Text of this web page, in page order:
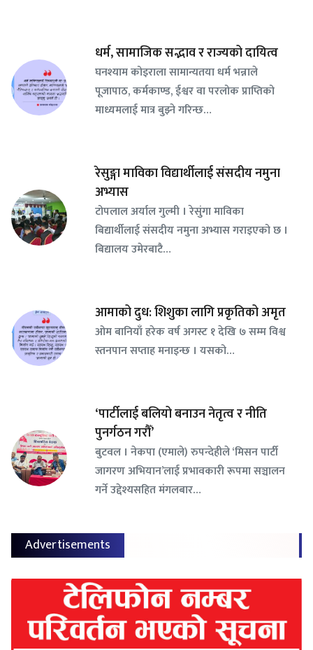
धर्म, सामाजिक सद्भाव र राज्यको दायित्व
घनश्याम कोइराला सामान्यतया धर्म भन्नाले
पूजापाठ, कर्मकाण्ड, ईश्वर वा परलोक प्राप्तिको
माध्यमलाई मात्र बुझ्ने गरिन्छ…
रेसुङ्गा माविका विद्यार्थीलाई संसदीय नमुना
अभ्यास
टोपलाल अर्याल गुल्मी । रेसुंगा माविका
बिद्यार्थीलाई संसदीय नमुना अभ्यास गराइएको छ ।
बिद्यालय उमेरबाटै…
आमाको दुध: शिशुका लागि प्रकृतिको अमृत
ओम बानियाँ हरेक वर्ष अगस्ट १ देखि ७ सम्म विश्व
स्तनपान सप्ताह मनाइन्छ । यसको…
‘पार्टीलाई बलियो बनाउन नेतृत्व र नीति
पुनर्गठन गरौँ’
बुटवल । नेकपा (एमाले) रुपन्देहीले ‘मिसन पार्टी
जागरण अभियान’लाई प्रभावकारी रूपमा सञ्चालन
गर्ने उद्देश्यसहित मंगलबार…
Advertisements